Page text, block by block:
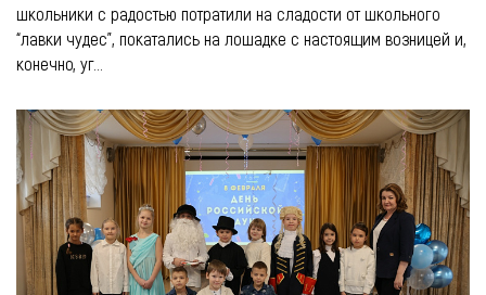
школьники с радостью потратили на сладости от школьного
“лавки чудес”, покатались на лошадке с настоящим возницей и,
конечно, уг...